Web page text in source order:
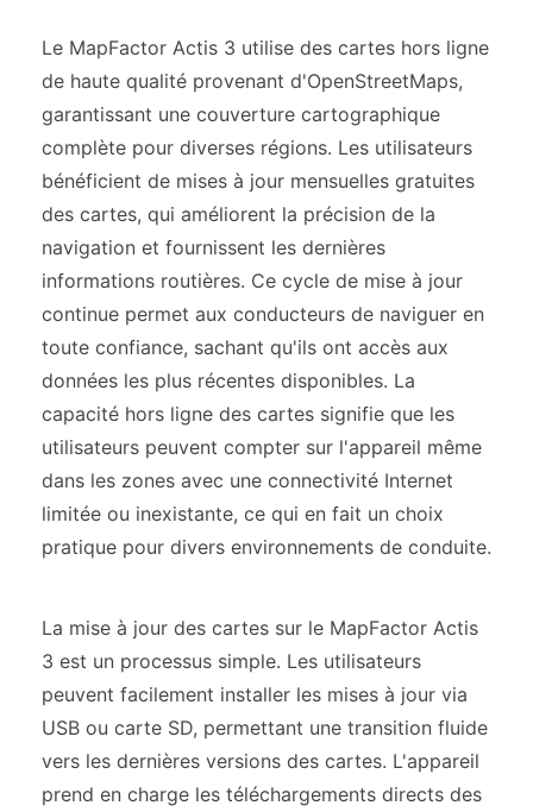
Le MapFactor Actis 3 utilise des cartes hors ligne
de haute qualité provenant d'OpenStreetMaps,
garantissant une couverture cartographique
complète pour diverses régions. Les utilisateurs
bénéficient de mises à jour mensuelles gratuites
des cartes, qui améliorent la précision de la
navigation et fournissent les dernières
informations routières. Ce cycle de mise à jour
continue permet aux conducteurs de naviguer en
toute confiance, sachant qu'ils ont accès aux
données les plus récentes disponibles. La
capacité hors ligne des cartes signifie que les
utilisateurs peuvent compter sur l'appareil même
dans les zones avec une connectivité Internet
limitée ou inexistante, ce qui en fait un choix
pratique pour divers environnements de conduite.
La mise à jour des cartes sur le MapFactor Actis
3 est un processus simple. Les utilisateurs
peuvent facilement installer les mises à jour via
USB ou carte SD, permettant une transition fluide
vers les dernières versions des cartes. L'appareil
prend en charge les téléchargements directs des